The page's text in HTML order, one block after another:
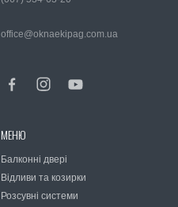
МЕНЮ
Балконні двері
Відливи та козирки
Розсувні системи
office@oknaekipag.com.ua